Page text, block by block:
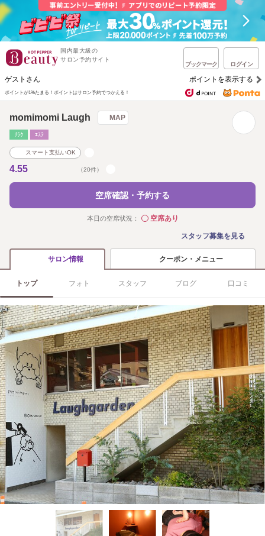
国内最大級の
サロン予約サイト
ブックマーク ログイン
ゲストさん ポイントを表示する
ポイントが1%たまる！ ポイントはサロン予約でつかえる！
momimomi Laugh MAP
ﾘﾗｸ ｴｽﾃ
スマート支払いOK
4.55 （20件）
空席確認・予約する
本日の空席状況： ◯空席あり
スタッフ募集を見る
サロン情報 クーポン・メニュー
トップ フォト スタッフ ブログ 口コミ